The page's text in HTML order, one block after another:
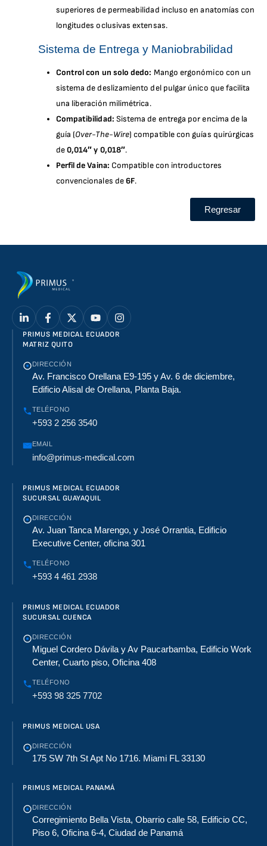
superiores de permeabilidad incluso en anatomías con
longitudes oclusivas extensas.
Sistema de Entrega y Maniobrabilidad
Control con un solo dedo: Mango ergonómico con un
sistema de deslizamiento del pulgar único que facilita
una liberación milimétrica.
Compatibilidad: Sistema de entrega por encima de la
guía (Over-The-Wire) compatible con guías quirúrgicas
de0,014″ y 0,018″.
Perfil de Vaina: Compatible con introductores
convencionales de6F.
Regresar
PRIMUS MEDICAL ECUADOR
MATRIZ QUITO
DIRECCIÓN
Av. Francisco Orellana E9-195 y Av. 6 de diciembre,
Edificio Alisal de Orellana, Planta Baja.
TELÉFONO
+593 2 256 3540
EMAIL
info@primus-medical.com
PRIMUS MEDICAL ECUADOR
SUCURSAL GUAYAQUIL
DIRECCIÓN
Av. Juan Tanca Marengo, y José Orrantia, Edificio
Executive Center, oficina 301
TELÉFONO
+593 4 461 2938
PRIMUS MEDICAL ECUADOR
SUCURSAL CUENCA
DIRECCIÓN
Miguel Cordero Dávila y Av Paucarbamba, Edificio Work
Center, Cuarto piso, Oficina 408
TELÉFONO
+593 98 325 7702
PRIMUS MEDICAL USA
DIRECCIÓN
175 SW 7th St Apt No 1716. Miami FL 33130
PRIMUS MEDICAL PANAMÁ
DIRECCIÓN
Corregimiento Bella Vista, Obarrio calle 58, Edificio CC,
Piso 6, Oficina 6-4, Ciudad de Panamá